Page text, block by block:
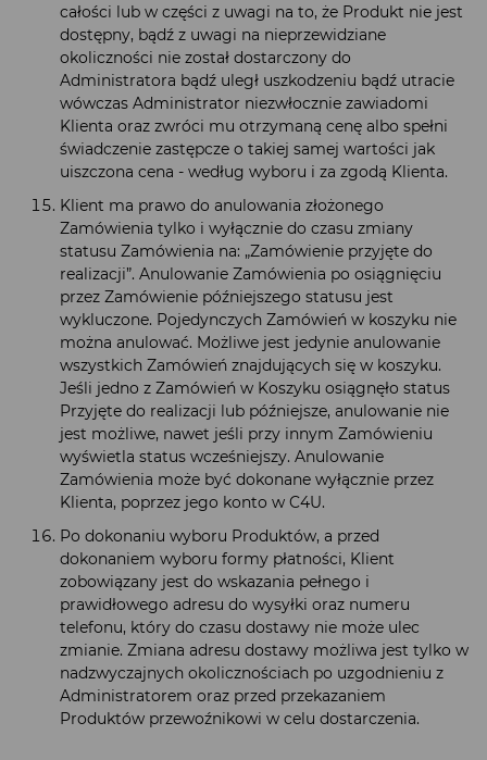
całości lub w części z uwagi na to, że Produkt nie jest
dostępny, bądź z uwagi na nieprzewidziane
okoliczności nie został dostarczony do
Administratora bądź uległ uszkodzeniu bądź utracie
wówczas Administrator niezwłocznie zawiadomi
Klienta oraz zwróci mu otrzymaną cenę albo spełni
świadczenie zastępcze o takiej samej wartości jak
uiszczona cena - według wyboru i za zgodą Klienta.
Klient ma prawo do anulowania złożonego
Zamówienia tylko i wyłącznie do czasu zmiany
statusu Zamówienia na: „Zamówienie przyjęte do
realizacji”. Anulowanie Zamówienia po osiągnięciu
przez Zamówienie późniejszego statusu jest
wykluczone. Pojedynczych Zamówień w koszyku nie
można anulować. Możliwe jest jedynie anulowanie
wszystkich Zamówień znajdujących się w koszyku.
Jeśli jedno z Zamówień w Koszyku osiągnęło status
Przyjęte do realizacji lub późniejsze, anulowanie nie
jest możliwe, nawet jeśli przy innym Zamówieniu
wyświetla status wcześniejszy. Anulowanie
Zamówienia może być dokonane wyłącznie przez
Klienta, poprzez jego konto w C4U.
Po dokonaniu wyboru Produktów, a przed
dokonaniem wyboru formy płatności, Klient
zobowiązany jest do wskazania pełnego i
prawidłowego adresu do wysyłki oraz numeru
telefonu, który do czasu dostawy nie może ulec
zmianie. Zmiana adresu dostawy możliwa jest tylko w
nadzwyczajnych okolicznościach po uzgodnieniu z
Administratorem oraz przed przekazaniem
Produktów przewoźnikowi w celu dostarczenia.